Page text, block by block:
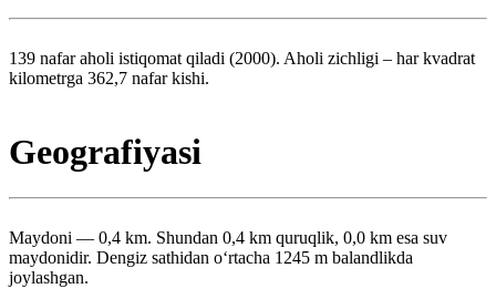
139 nafar aholi istiqomat qiladi (2000). Aholi zichligi – har kvadrat
kilometrga 362,7 nafar kishi.
Geografiyasi
Maydoni — 0,4 km. Shundan 0,4 km quruqlik, 0,0 km esa suv
maydonidir. Dengiz sathidan oʻrtacha 1245 m balandlikda
joylashgan.